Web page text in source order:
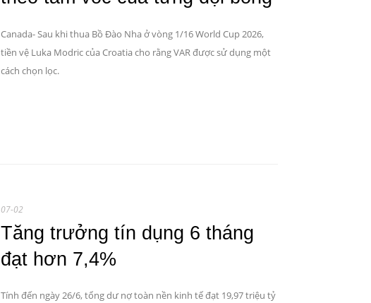
Canada- Sau khi thua Bồ Đào Nha ở vòng 1/16 World Cup 2026,
tiền vệ Luka Modric của Croatia cho rằng VAR được sử dụng một
cách chọn lọc.
07-02
Tăng trưởng tín dụng 6 tháng
đạt hơn 7,4%
Tính đến ngày 26/6, tổng dư nợ toàn nền kinh tế đạt 19,97 triệu tỷ